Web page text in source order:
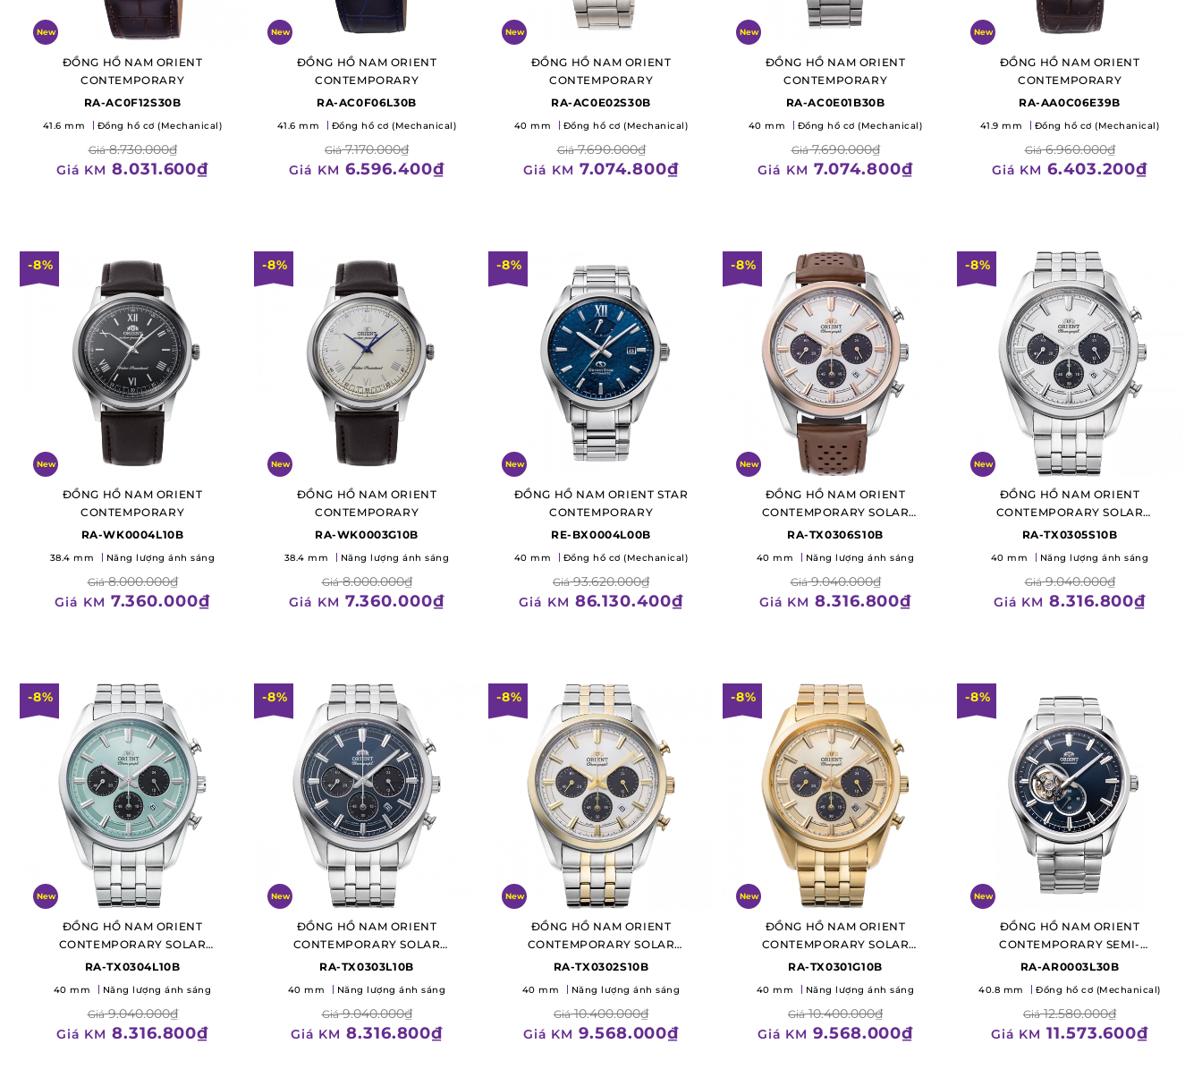
New
ĐỒNG HỒ NAM ORIENT
CONTEMPORARY
RA-AC0F12S30B
41.6 mm Đồng hồ cơ (Mechanical)
Giá8.730.000₫
Giá KM 8.031.600₫
New
ĐỒNG HỒ NAM ORIENT
CONTEMPORARY
RA-AC0F06L30B
41.6 mm Đồng hồ cơ (Mechanical)
Giá7.170.000₫
Giá KM 6.596.400₫
New
ĐỒNG HỒ NAM ORIENT
CONTEMPORARY
RA-AC0E02S30B
40 mm Đồng hồ cơ (Mechanical)
Giá7.690.000₫
Giá KM 7.074.800₫
New
ĐỒNG HỒ NAM ORIENT
CONTEMPORARY
RA-AC0E01B30B
40 mm Đồng hồ cơ (Mechanical)
Giá7.690.000₫
Giá KM 7.074.800₫
New
ĐỒNG HỒ NAM ORIENT
CONTEMPORARY
RA-AA0C06E39B
41.9 mm Đồng hồ cơ (Mechanical)
Giá6.960.000₫
Giá KM 6.403.200₫
-8%
New
ĐỒNG HỒ NAM ORIENT
CONTEMPORARY
RA-WK0004L10B
38.4 mm Năng lượng ánh sáng
Giá8.000.000₫
Giá KM 7.360.000₫
-8%
New
ĐỒNG HỒ NAM ORIENT
CONTEMPORARY
RA-WK0003G10B
38.4 mm Năng lượng ánh sáng
Giá8.000.000₫
Giá KM 7.360.000₫
-8%
New
ĐỒNG HỒ NAM ORIENT STAR
CONTEMPORARY
RE-BX0004L00B
40 mm Đồng hồ cơ (Mechanical)
Giá93.620.000₫
Giá KM 86.130.400₫
-8%
New
ĐỒNG HỒ NAM ORIENT
CONTEMPORARY SOLAR
CHRONOGRAPH
RA-TX0306S10B
40 mm Năng lượng ánh sáng
Giá9.040.000₫
Giá KM 8.316.800₫
-8%
New
ĐỒNG HỒ NAM ORIENT
CONTEMPORARY SOLAR
CHRONOGRAPH
RA-TX0305S10B
40 mm Năng lượng ánh sáng
Giá9.040.000₫
Giá KM 8.316.800₫
-8%
New
ĐỒNG HỒ NAM ORIENT
CONTEMPORARY SOLAR
CHRONOGRAPH
RA-TX0304L10B
40 mm Năng lượng ánh sáng
Giá9.040.000₫
Giá KM 8.316.800₫
-8%
New
ĐỒNG HỒ NAM ORIENT
CONTEMPORARY SOLAR
CHRONOGRAPH
RA-TX0303L10B
40 mm Năng lượng ánh sáng
Giá9.040.000₫
Giá KM 8.316.800₫
-8%
New
ĐỒNG HỒ NAM ORIENT
CONTEMPORARY SOLAR
CHRONOGRAPH
RA-TX0302S10B
40 mm Năng lượng ánh sáng
Giá10.400.000₫
Giá KM 9.568.000₫
-8%
New
ĐỒNG HỒ NAM ORIENT
CONTEMPORARY SOLAR
CHRONOGRAPH
RA-TX0301G10B
40 mm Năng lượng ánh sáng
Giá10.400.000₫
Giá KM 9.568.000₫
-8%
New
ĐỒNG HỒ NAM ORIENT
CONTEMPORARY SEMI-
SKELETON
RA-AR0003L30B
40.8 mm Đồng hồ cơ (Mechanical)
Giá12.580.000₫
Giá KM 11.573.600₫